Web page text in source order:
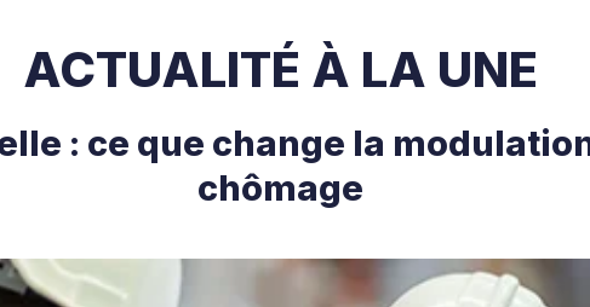
ACTUALITÉ À LA UNE
: ce que change la
chômage